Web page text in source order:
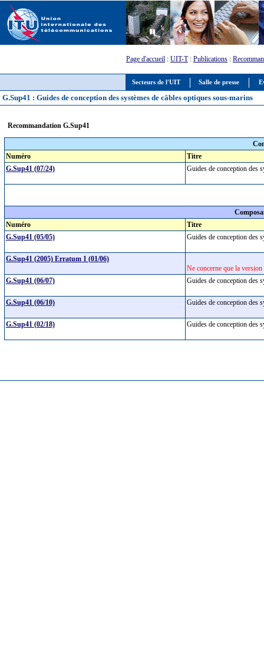
Secteurs de l'UIT Salle de presse
Page d'accueil : UIT-T: Publications :
G.Sup41 : Guides de conception des systèmes de câbles optiques sous-marins
Recommandation G.Sup41
Numéro
Titre
G.Sup41 (07/24)
Guides de conception des
Numéro
Titre
G.Sup41 (05/05)
Guides de conception des
G.Sup41 (2005) Erratum 1 (01/06)
Ne concerne que la version
G.Sup41 (06/07)
Guides de conception des
G.Sup41 (06/10) Guides de conception des
G.Sup41 (02/18) Guides de conception des